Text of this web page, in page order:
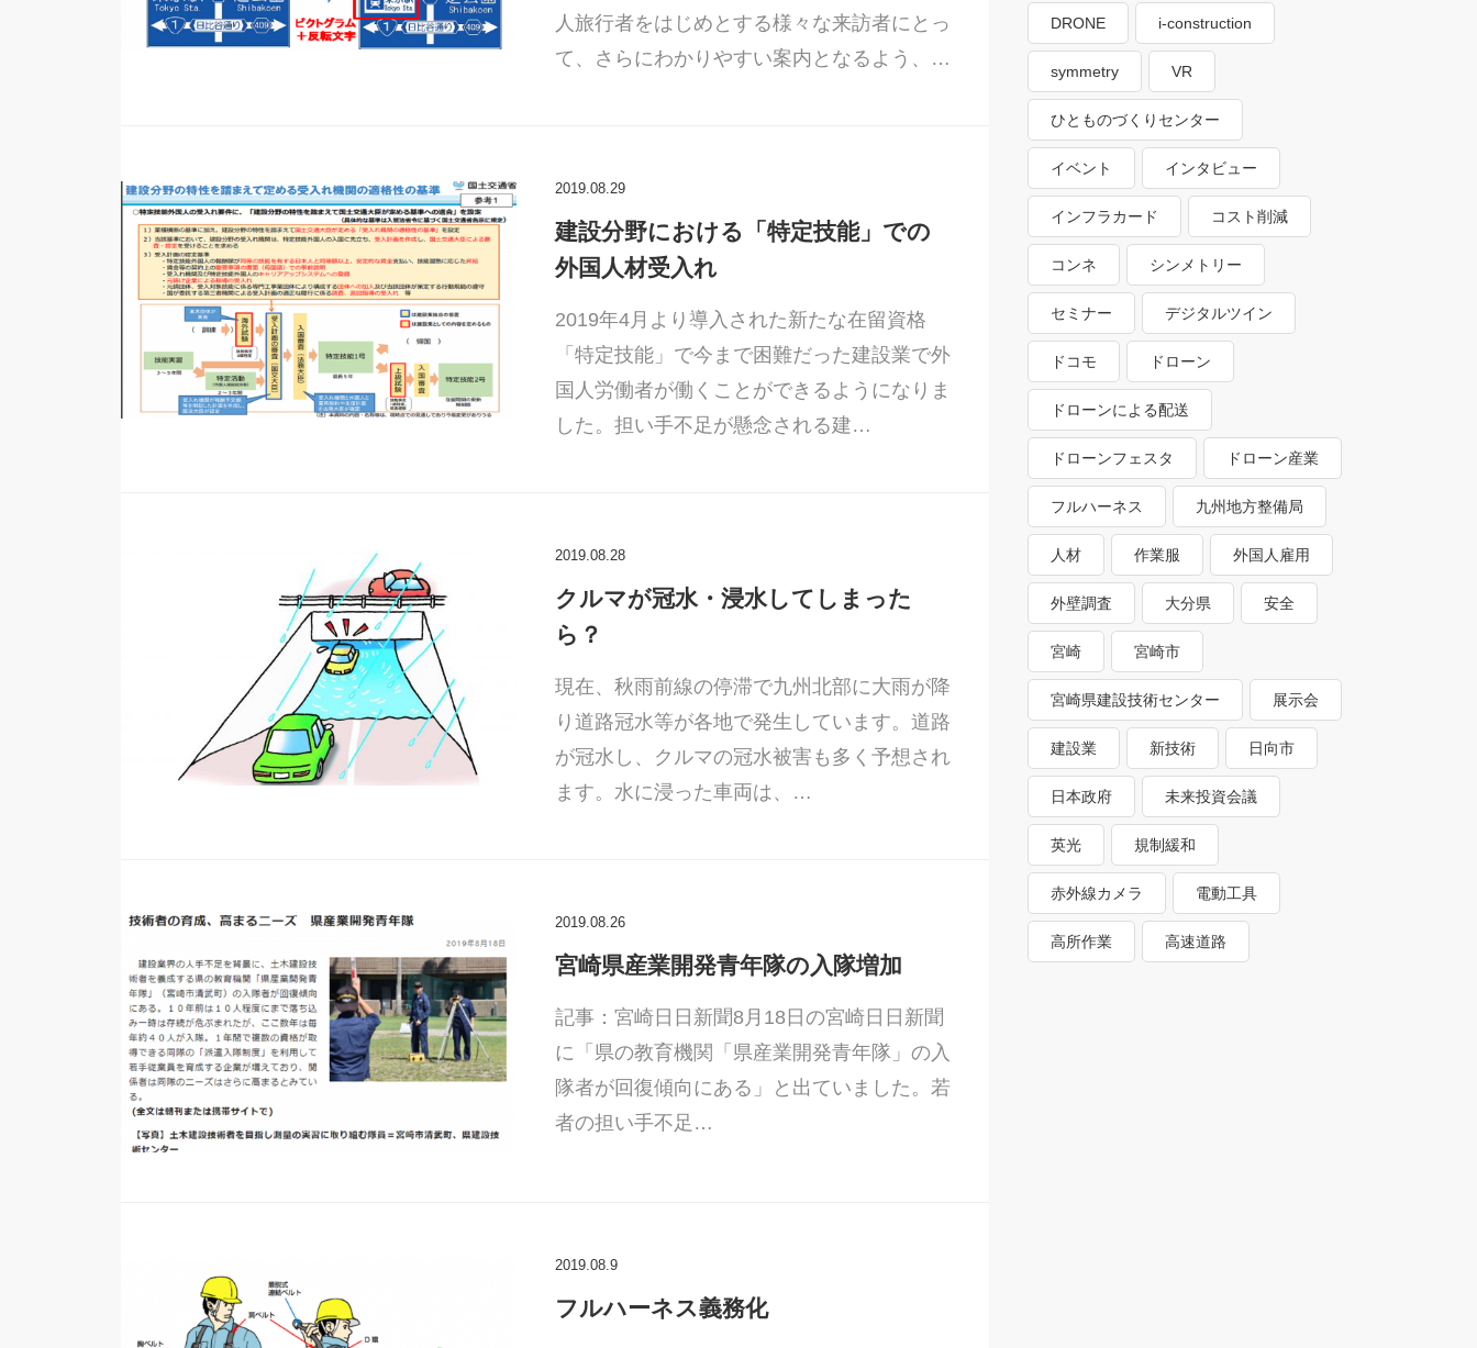
人旅行者をはじめとする様々な来訪者にとっ
て、さらにわかりやすい案内となるよう、…
2019.08.29
建設分野における「特定技能」での
外国人材受入れ
2019年4月より導入された新たな在留資格
「特定技能」で今まで困難だった建設業で外
国人労働者が働くことができるようになりま
した。担い手不足が懸念される建…
2019.08.28
クルマが冠水・浸水してしまった
ら？
現在、秋雨前線の停滞で九州北部に大雨が降
り道路冠水等が各地で発生しています。道路
が冠水し、クルマの冠水被害も多く予想され
ます。水に浸った車両は、…
2019.08.26
宮崎県産業開発青年隊の入隊増加
記事：宮崎日日新聞8月18日の宮崎日日新聞
に「県の教育機関「県産業開発青年隊」の入
隊者が回復傾向にある」と出ていました。若
者の担い手不足…
2019.08.9
フルハーネス義務化
DRONE i-construction
symmetry VR
ひとものづくりセンター
イベント インタビュー
インフラカード コスト削減
コンネ シンメトリー
セミナー デジタルツイン
ドコモ ドローン
ドローンによる配送
ドローンフェスタ ドローン産業
フルハーネス 九州地方整備局
人材 作業服 外国人雇用
外壁調査 大分県 安全
宮崎 宮崎市
宮崎県建設技術センター 展示会
建設業 新技術 日向市
日本政府 未来投資会議
英光 規制緩和
赤外線カメラ 電動工具
高所作業 高速道路